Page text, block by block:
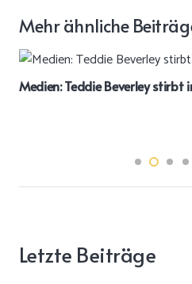
Mehr ähnliche
Medien: Teddie Beverley stirbt
Letzte Beiträge